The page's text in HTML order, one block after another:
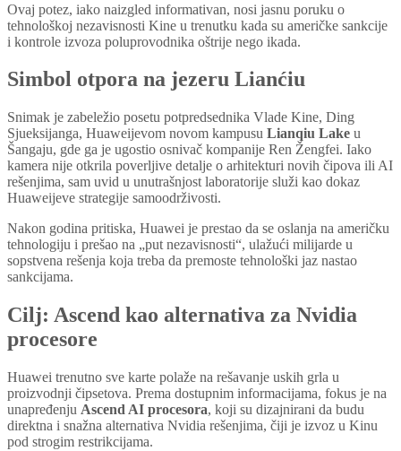
Ovaj potez, iako naizgled informativan, nosi jasnu poruku o
tehnološkoj nezavisnosti Kine u trenutku kada su američke sankcije
i kontrole izvoza poluprovodnika oštrije nego ikada.
Simbol otpora na jezeru Lianćiu
Snimak je zabeležio posetu potpredsednika Vlade Kine, Ding
Sjueksijanga, Huaweijevom novom kampusu Lianqiu Lake u
Šangaju, gde ga je ugostio osnivač kompanije Ren Žengfei. Iako
kamera nije otkrila poverljive detalje o arhitekturi novih čipova ili AI
rešenjima, sam uvid u unutrašnjost laboratorije služi kao dokaz
Huaweijeve strategije samoodrživosti.
Nakon godina pritiska, Huawei je prestao da se oslanja na američku
tehnologiju i prešao na „put nezavisnosti“, ulažući milijarde u
sopstvena rešenja koja treba da premoste tehnološki jaz nastao
sankcijama.
Cilj: Ascend kao alternativa za Nvidia
procesore
Huawei trenutno sve karte polaže na rešavanje uskih grla u
proizvodnji čipsetova. Prema dostupnim informacijama, fokus je na
unapređenju Ascend AI procesora, koji su dizajnirani da budu
direktna i snažna alternativa Nvidia rešenjima, čiji je izvoz u Kinu
pod strogim restrikcijama.